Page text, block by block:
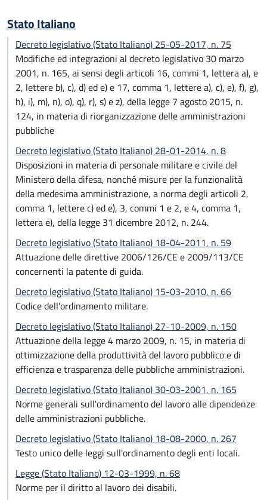
Stato Italiano
Decreto legislativo (Stato Italiano) 25-05-2017, n. 75
Modifiche ed integrazioni al decreto legislativo 30 marzo
2001, n. 165, ai sensi degli articoli 16, commi 1, lettera a), e
2, lettere b), c), d) ed e) e 17, comma 1, lettere a), c), e), f), g),
h), i), m), n), o), q), r), s) e z), della legge 7 agosto 2015, n.
124, in materia di riorganizzazione delle amministrazioni
pubbliche
Decreto legislativo (Stato Italiano) 28-01-2014, n. 8
Disposizioni in materia di personale militare e civile del
Ministero della difesa, nonché misure per la funzionalità
della medesima amministrazione, a norma degli articoli 2,
comma 1, lettere c) ed e), 3, commi 1 e 2, e 4, comma 1,
lettera e), della legge 31 dicembre 2012, n. 244.
Decreto legislativo (Stato Italiano) 18-04-2011, n. 59
Attuazione delle direttive 2006/126/CE e 2009/113/CE
concernenti la patente di guida.
Decreto legislativo (Stato Italiano) 15-03-2010, n. 66
Codice dell'ordinamento militare.
Decreto legislativo (Stato Italiano) 27-10-2009, n. 150
Attuazione della legge 4 marzo 2009, n. 15, in materia di
ottimizzazione della produttività del lavoro pubblico e di
efficienza e trasparenza delle pubbliche amministrazioni.
Decreto legislativo (Stato Italiano) 30-03-2001, n. 165
Norme generali sull'ordinamento del lavoro alle dipendenze
delle amministrazioni pubbliche.
Decreto legislativo (Stato Italiano) 18-08-2000, n. 267
Testo unico delle leggi sull'ordinamento degli enti locali.
Legge (Stato Italiano) 12-03-1999, n. 68
Norme per il diritto al lavoro dei disabili.